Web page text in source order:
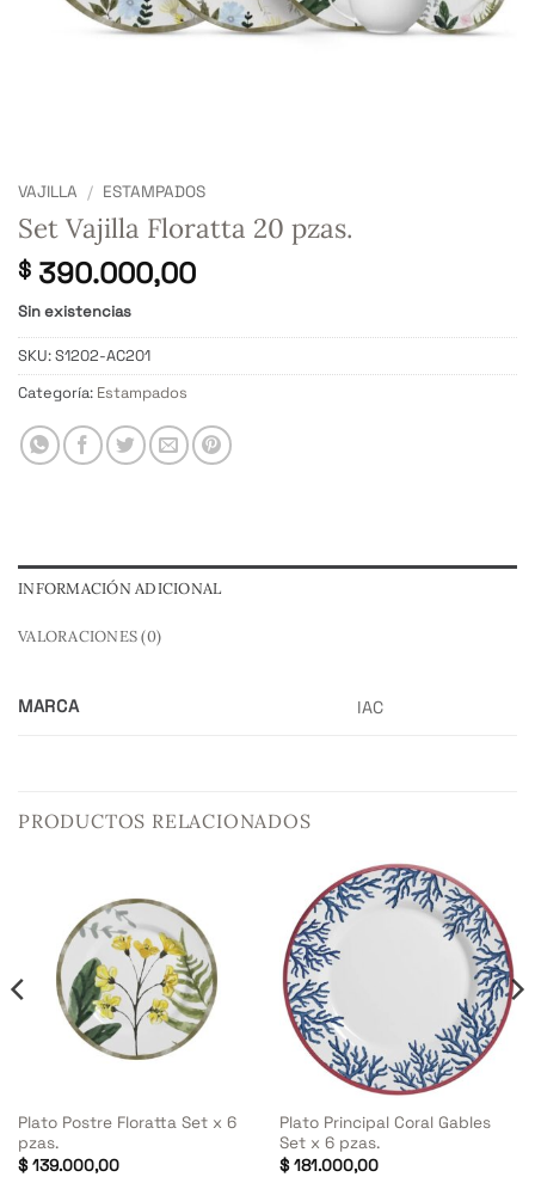
VAJILLA / ESTAMPADOS
Set Vajilla Floratta 20 pzas.
$ 390.000,00
Sin existencias
SKU:S1202-AC201
Categoría: Estampados
INFORMACIÓN ADICIONAL
VALORACIONES (0)
MARCA IAC
PRODUCTOS RELACIONADOS
Plato Postre Floratta Set x 6
pzas.
$139.000,00
Plato Principal Coral Gables
Set x 6 pzas.
$181.000,00